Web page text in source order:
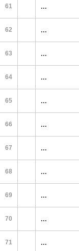
61 ...
62 ...
63 ...
64 ...
65 ...
66 ...
67 ...
68 ...
69 ...
70 ...
71 ...